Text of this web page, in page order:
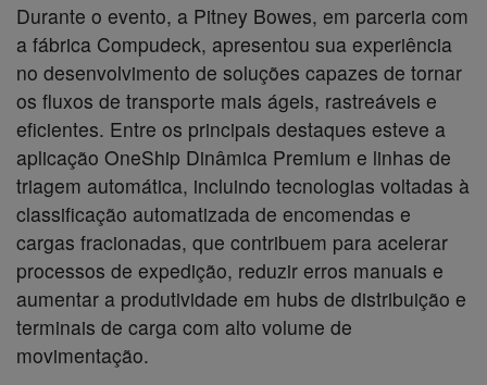
Durante o evento, a Pitney Bowes, em parceria com
a fábrica Compudeck, apresentou sua experiência
no desenvolvimento de soluções capazes de tornar
os fluxos de transporte mais ágeis, rastreáveis e
eficientes. Entre os principais destaques esteve a
aplicação OneShip Dinâmica Premium e linhas de
triagem automática, incluindo tecnologias voltadas à
classificação automatizada de encomendas e
cargas fracionadas, que contribuem para acelerar
processos de expedição, reduzir erros manuais e
aumentar a produtividade em hubs de distribuição e
terminais de carga com alto volume de
movimentação.